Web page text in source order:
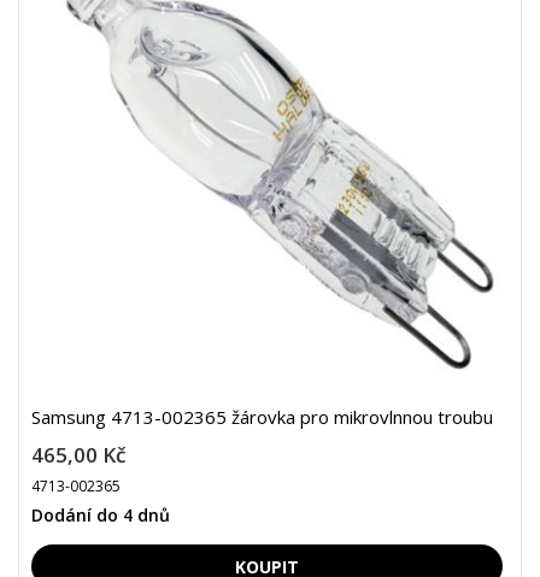
Samsung 4713-002365 žárovka pro mikrovlnnou troubu
465,00 Kč
4713-002365
Dodání do 4 dnů